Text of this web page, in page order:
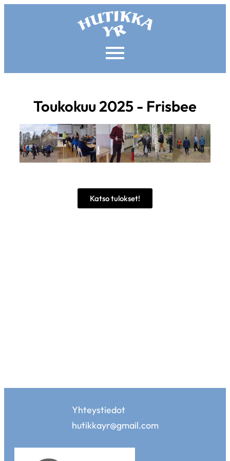
Toukokuu 2025 - Frisbee
Katso tulokset!
Yhteystiedot
hutikkayr@gmail.com